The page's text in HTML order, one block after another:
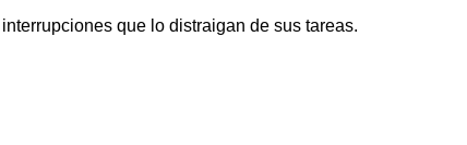
que lo distraigan de sus tareas.